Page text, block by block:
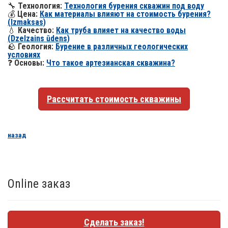
🔧 Технология: Технология бурения скважин под воду
💰 Цена: Как материалы влияют на стоимость бурения?
(Izmaksas)
💧 Качество: Как труба влияет на качество воды
(Dzelzains ūdens)
🪨 Геология: Бурение в различных геологических
условиях
❓ Основы: Что такое артезианская скважина?
Рассчитать стоимость скважины
назад
Online заказ
Сделать заказ!